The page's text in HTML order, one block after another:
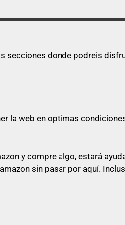
secciones donde podreis
la web en optimas
y compre algo, estará
sin pasar por aquí.